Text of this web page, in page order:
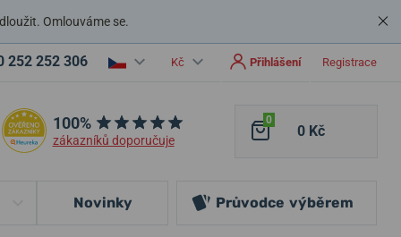
Omlouváme se.
252 252 306 Kč Přihlášení Registrace
100%
zákazníků doporučuje
0
0 Kč
Novinky Průvodce výběrem